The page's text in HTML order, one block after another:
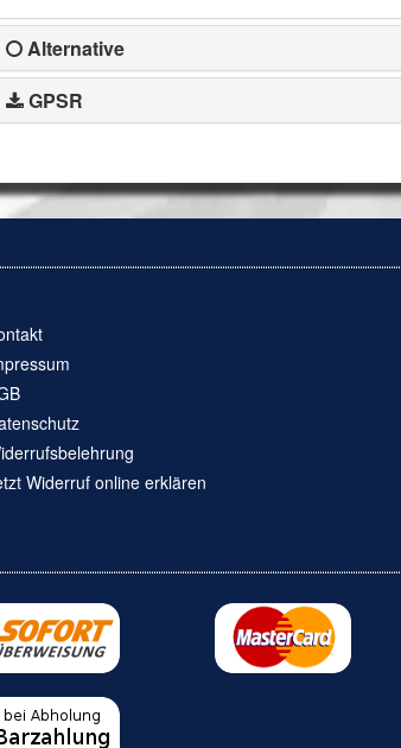
Alternative
GPSR
Widerruf online erklären